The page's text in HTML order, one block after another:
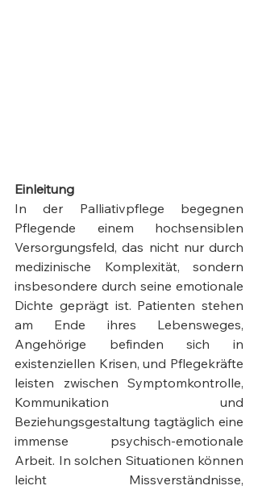
Einleitung
In der Palliativpflege begegnen
Pflegende einem hochsensiblen
Versorgungsfeld, das nicht nur durch
medizinische Komplexität, sondern
insbesondere durch seine emotionale
Dichte geprägt ist. Patienten stehen
am Ende ihres Lebensweges,
Angehörige befinden sich in
existenziellen Krisen, und Pflegekräfte
leisten zwischen Symptomkontrolle,
Kommunikation und
Beziehungsgestaltung tagtäglich eine
immense psychisch-emotionale
Arbeit. In solchen Situationen können
leicht Missverständnisse,